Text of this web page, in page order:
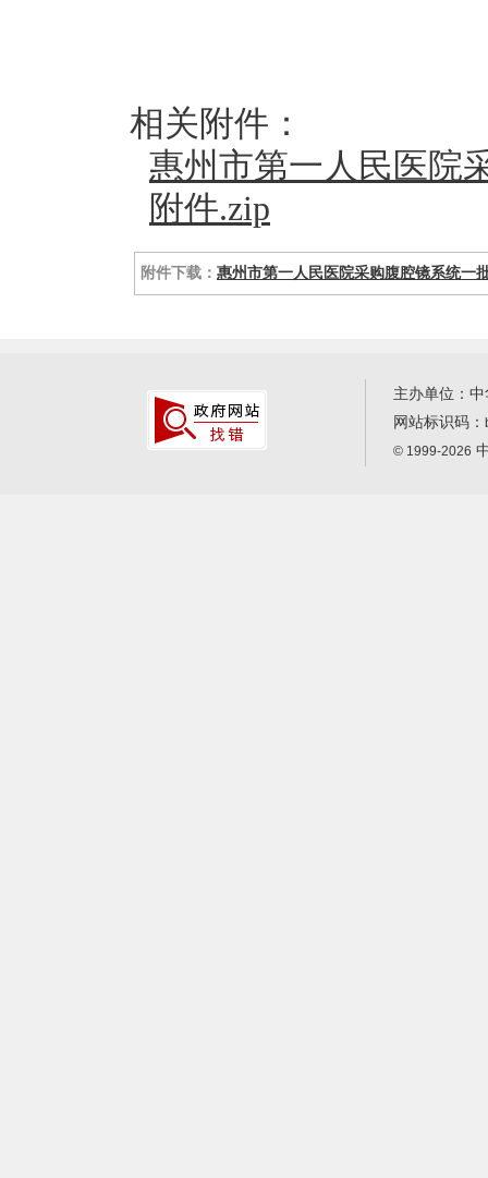
相关附件：
惠州市第一人民医院
附件.zip
附件下载： 惠州市第一人民医院采购腹腔镜系统一
主办单位：
网站标识码：
© 1999-2026